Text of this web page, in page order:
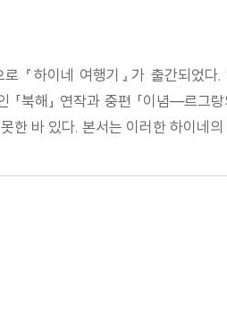
로 『하이네 여행기』가 출간되
「북해」 연작과 중편 「이념―르그
한 바 있다. 본서는 이러한 하이네